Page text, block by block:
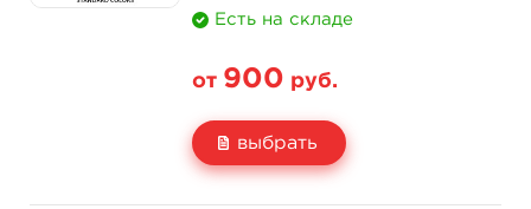
Есть на складе
от 900 руб.
выбрать